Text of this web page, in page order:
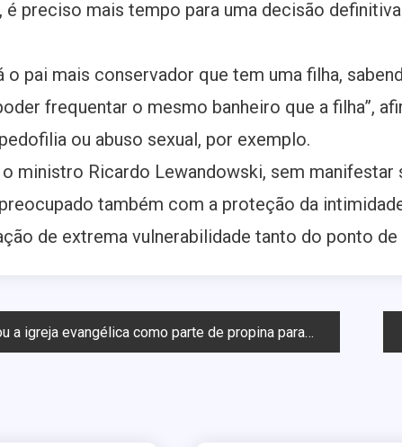
preciso mais tempo para uma decisão
o pai mais conservador que tem uma filha,
frequentar o mesmo banheiro que a filha”,
ou abuso sexual, por exemplo.
ministro Ricardo Lewandowski, sem
também com a proteção da
de extrema vulnerabilidade tanto do ponto
igreja evangélica como parte de propina para Cunha